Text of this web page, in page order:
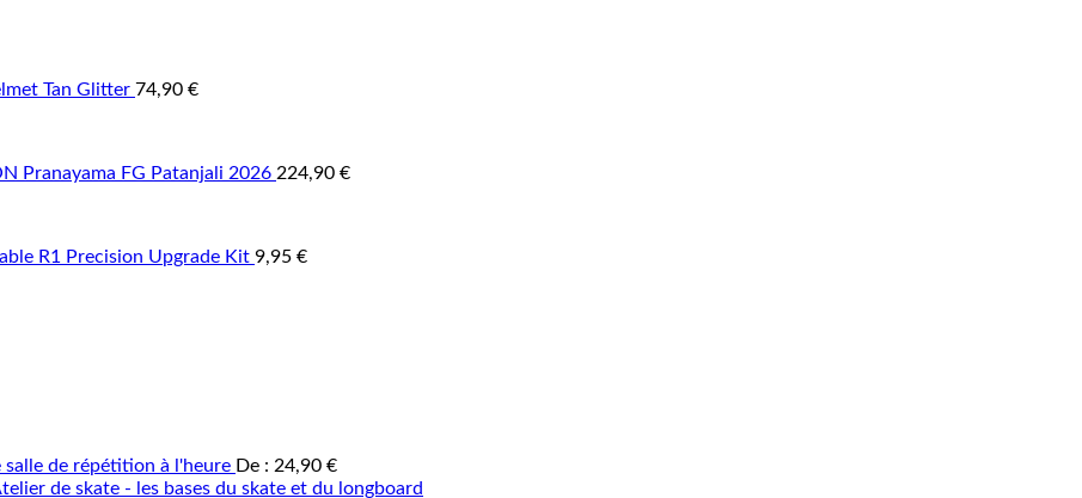
Tan Glitter 74,90 €
Pranayama FG Patanjali 2026 224,90 €
R1 Precision Upgrade Kit 9,95 €
salle de répétition à l'heure De : 24,90 €
de skate - les bases du skate et du longboard